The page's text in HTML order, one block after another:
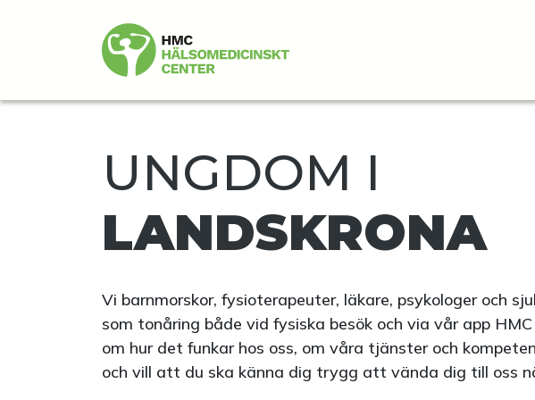
UNGDOM I
LANDSKRONA
Vi barnmorskor, fysioterapeuter, läkare, psykologer och
som tonåring både vid fysiska besök och via vår app
om hur det funkar hos oss, om våra tjänster och
och vill att du ska känna dig trygg att vända dig till oss